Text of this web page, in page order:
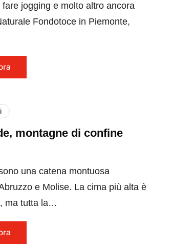
jogging e molto altro ancora
Fondotoce in Piemonte,
montagne di confine
una catena montuosa
e Molise. La cima più alta è
ma tutta la…